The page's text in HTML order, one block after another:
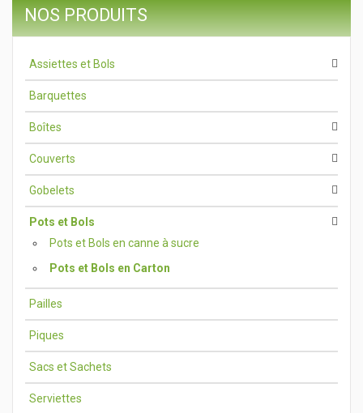
NOS PRODUITS
Assiettes et Bols
Barquettes
Boîtes
Couverts
Gobelets
Pots et Bols
Pots et Bols en canne à sucre
Pots et Bols en Carton
Pailles
Piques
Sacs et Sachets
Serviettes